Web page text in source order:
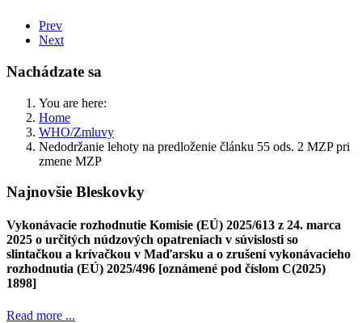
Prev
Next
Nachádzate sa
You are here:
Home
WHO/Zmluvy
Nedodržanie lehoty na predloženie článku 55 ods. 2 MZP pri
zmene MZP
Najnovšie Bleskovky
Vykonávacie rozhodnutie Komisie (EÚ) 2025/613 z 24. marca
2025 o určitých núdzových opatreniach v súvislosti so
slintačkou a krívačkou v Maďarsku a o zrušení vykonávacieho
rozhodnutia (EÚ) 2025/496 [oznámené pod číslom C(2025)
1898]
Read more ...